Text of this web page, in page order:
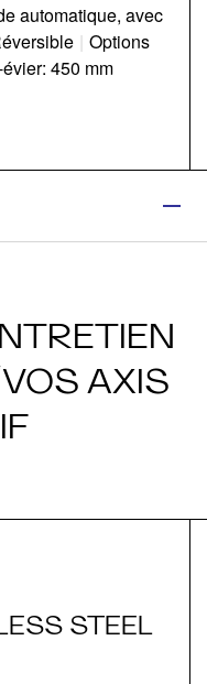
automatique, avec
| Options
450 mm
AXIS
STEEL